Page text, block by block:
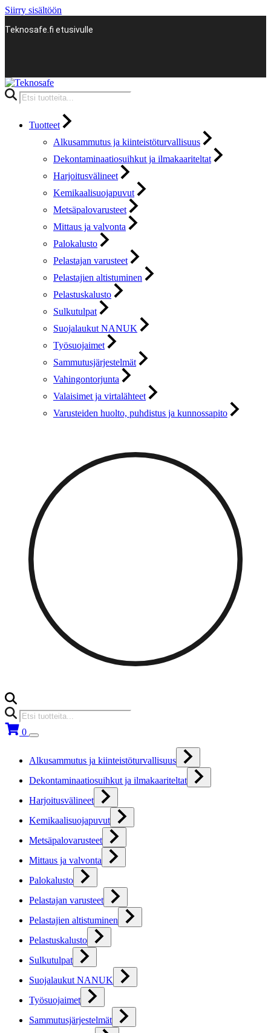
Siirry sisältöön
Teknosafe.fi etusivulle
Products
search
Tuotteet
Alkusammutus ja kiinteistöturvallisuus
Dekontaminaatiosuihkut ja ilmakaariteltat
Harjoitusvälineet
Kemikaalisuojapuvut
Metsäpalovarusteet
Mittaus ja valvonta
Palokalusto
Pelastajan varusteet
Pelastajien altistuminen
Pelastuskalusto
Sulkutulpat
Suojalaukut NANUK
Työsuojaimet
Sammutusjärjestelmät
Vahingontorjunta
Valaisimet ja virtalähteet
Varusteiden huolto, puhdistus ja kunnossapito
Products
search
0
Alkusammutus ja kiinteistöturvallisuus
Dekontaminaatiosuihkut ja ilmakaariteltat
Harjoitusvälineet
Kemikaalisuojapuvut
Metsäpalovarusteet
Mittaus ja valvonta
Palokalusto
Pelastajan varusteet
Pelastajien altistuminen
Pelastuskalusto
Sulkutulpat
Suojalaukut NANUK
Työsuojaimet
Sammutusjärjestelmät